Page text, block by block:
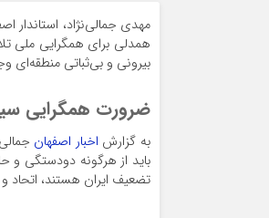
مهدی جمالی‌نژاد، استاندار
همدلی برای همگرایی ملی
بیرونی و بی‌ثباتی منطقه‌ای
ضرورت همگرایی
به گزارش اخبار اصفهان
باید از هرگونه دودستگی و
تضعیف ایران هستند،